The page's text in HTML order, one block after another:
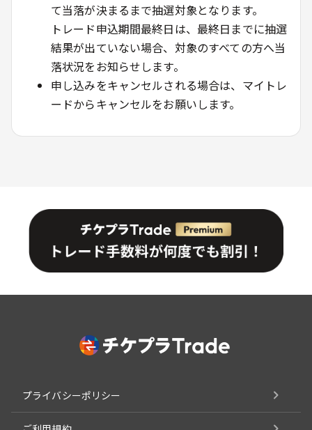
て当落が決まるまで抽選対象となります。
トレード申込期間最終日は、最終日までに抽選
結果が出ていない場合、対象のすべての方へ当
落状況をお知らせします。
申し込みをキャンセルされる場合は、マイトレ
ードからキャンセルをお願いします。
プライバシーポリシー